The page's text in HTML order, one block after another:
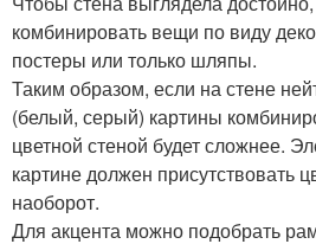
комбинировать вещи по виду
постеры или только шляпы.
Таким образом, если на стене
(белый, серый) картины
цветной стеной будет сложнее.
картине должен присутствовать
наоборот.
Для акцента можно подобрать